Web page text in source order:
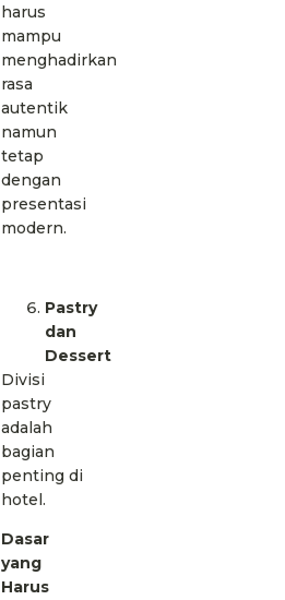
harus
mampu
menghadirkan
rasa
autentik
namun
tetap
dengan
presentasi
modern.
Pastry
dan
Dessert
Divisi
pastry
adalah
bagian
penting di
hotel.
Dasar
yang
Harus